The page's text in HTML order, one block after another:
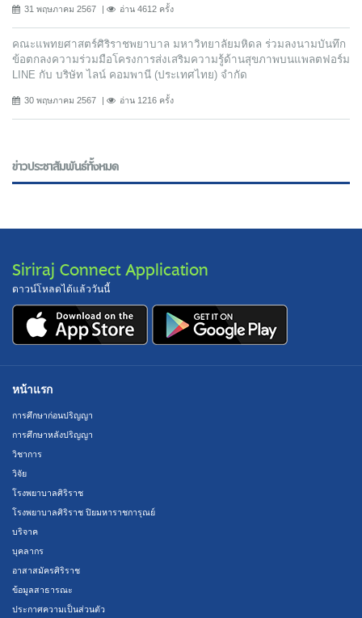
31 พฤษภาคม 2567 อ่าน 4612 ครั้ง
คณะแพทยศาสตร์ศิริราชพยาบาล มหาวิทยาลัยมหิดล ร่วมลงนามบันทึก
ข้อตกลงความร่วมมือโครงการส่งเสริมความรู้ด้านสุขภาพบนแพลตฟอร์ม
LINE กับ บริษัท ไลน์ คอมพานี (ประเทศไทย) จํากัด
30 พฤษภาคม 2567 อ่าน 1216 ครั้ง
ข่าวประชาสัมพันธ์ทั้งหมด
Siriraj Connect Application
ดาวน์โหลดได้แล้ววันนี้
หน้าแรก
การศึกษาก่อนปริญญา
การศึกษาหลังปริญญา
วิชาการ
วิจัย
โรงพยาบาลศิริราช
โรงพยาบาลศิริราช ปิยมหาราชการุณย์
บริจาค
บุคลากร
อาสาสมัครศิริราช
ข้อมูลสาธารณะ
ประกาศความเป็นส่วนตัว